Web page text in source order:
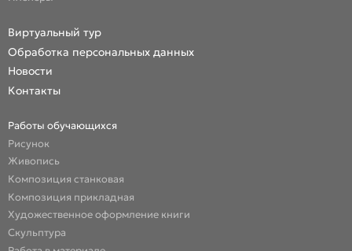
Виртуальный тур
Обработка персональных данных
Новости
Контакты
Работы обучающихся
Рисунок
Живопись
Композиция станковая
Композиция прикладная
Художественное оформление книги
Скульптура